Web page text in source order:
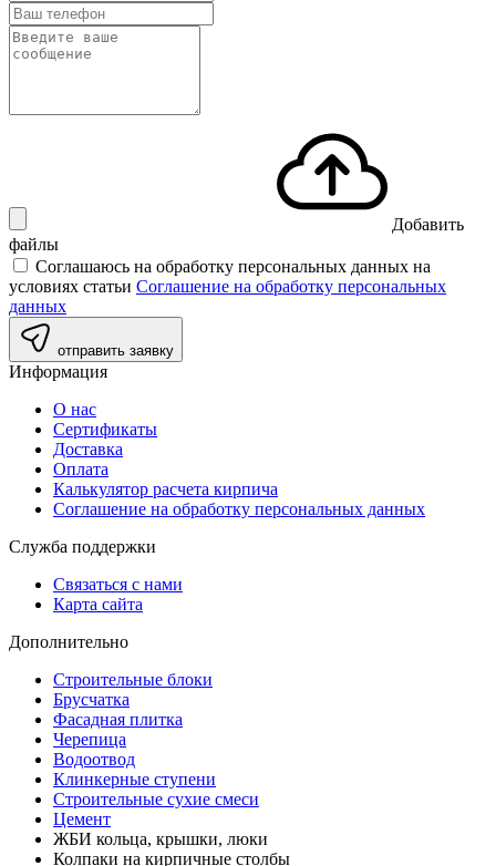
Добавить
файлы
Соглашаюсь на обработку персональных данных на
условиях статьи Соглашение на обработку персональных
данных
отправить заявку
Информация
О нас
Сертификаты
Доставка
Оплата
Калькулятор расчета кирпича
Соглашение на обработку персональных данных
Служба поддержки
Связаться с нами
Карта сайта
Дополнительно
Строительные блоки
Брусчатка
Фасадная плитка
Черепица
Водоотвод
Клинкерные ступени
Строительные сухие смеси
Цемент
ЖБИ кольца, крышки, люки
Колпаки на кирпичные столбы